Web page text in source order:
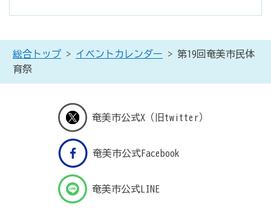
総合トップ > イベントカレンダー > 第19回奄美市民体
育祭
奄美市公式X（旧twitter）
奄美市公式Facebook
奄美市公式LINE